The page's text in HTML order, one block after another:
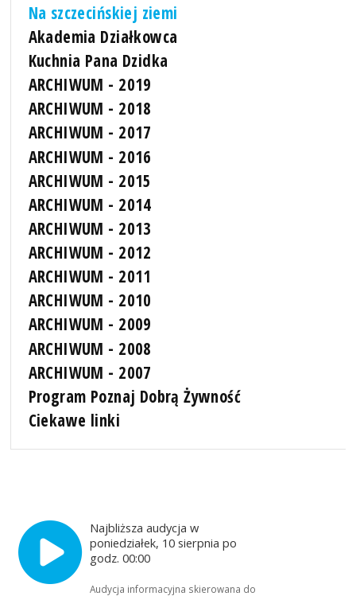
Na szczecińskiej ziemi
Akademia Działkowca
Kuchnia Pana Dzidka
ARCHIWUM - 2019
ARCHIWUM - 2018
ARCHIWUM - 2017
ARCHIWUM - 2016
ARCHIWUM - 2015
ARCHIWUM - 2014
ARCHIWUM - 2013
ARCHIWUM - 2012
ARCHIWUM - 2011
ARCHIWUM - 2010
ARCHIWUM - 2009
ARCHIWUM - 2008
ARCHIWUM - 2007
Program Poznaj Dobrą Żywność
Ciekawe linki
Najbliższa audycja w
poniedziałek, 10 sierpnia po
godz. 00:00
Audycja informacyjna skierowana do